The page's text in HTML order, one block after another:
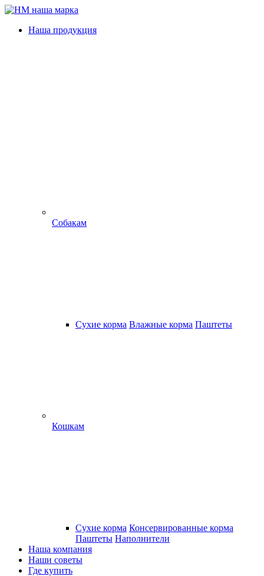
Наша продукция
Собакам
Сухие корма Влажные корма Паштеты
Кошкам
Сухие корма Консервированные корма
Паштеты Наполнители
Наша компания
Наши советы
Где купить